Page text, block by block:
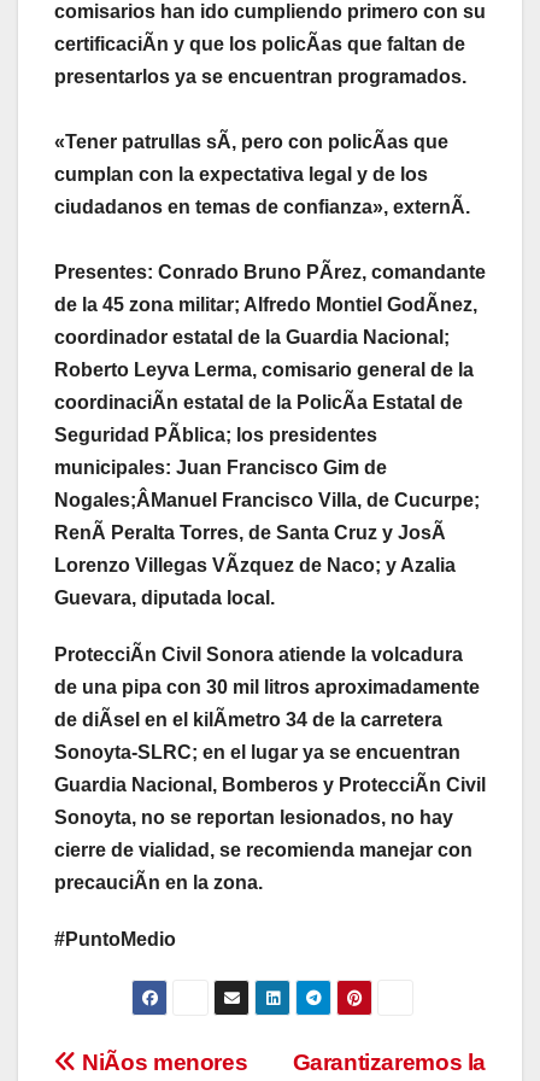
comisarios han ido cumpliendo primero con su
certificaciÃn y que los policÃas que faltan de
presentarlos ya se encuentran programados.
«Tener patrullas sÃ, pero con policÃas que
cumplan con la expectativa legal y de los
ciudadanos en temas de confianza», externÃ.
Presentes: Conrado Bruno PÃrez, comandante
de la 45 zona militar; Alfredo Montiel GodÃnez,
coordinador estatal de la Guardia Nacional;
Roberto Leyva Lerma, comisario general de la
coordinaciÃn estatal de la PolicÃa Estatal de
Seguridad PÃblica; los presidentes
municipales: Juan Francisco Gim de
Nogales;ÂManuel Francisco Villa, de Cucurpe;
RenÃ Peralta Torres, de Santa Cruz y JosÃ
Lorenzo Villegas VÃzquez de Naco; y Azalia
Guevara, diputada local.
ProtecciÃn Civil Sonora atiende la volcadura
de una pipa con 30 mil litros aproximadamente
de diÃsel en el kilÃmetro 34 de la carretera
Sonoyta-SLRC; en el lugar ya se encuentran
Guardia Nacional, Bomberos y ProtecciÃn Civil
Sonoyta, no se reportan lesionados, no hay
cierre de vialidad, se recomienda manejar con
precauciÃn en la zona.
#PuntoMedio
Navegación Garantizaremos la
NiÃos menores